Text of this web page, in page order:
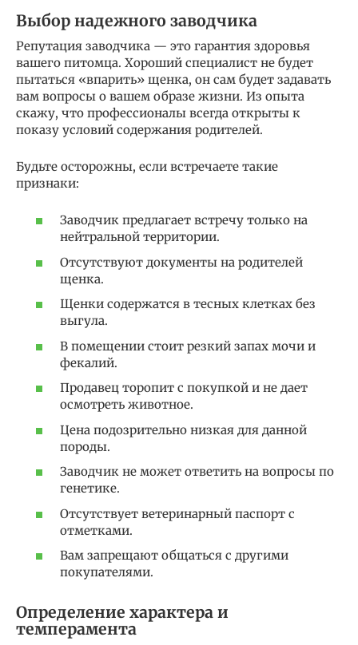
Выбор надежного заводчика
Репутация заводчика — это гарантия здоровья
вашего питомца. Хороший специалист не будет
пытаться «впарить» щенка, он сам будет задавать
вам вопросы о вашем образе жизни. Из опыта
скажу, что профессионалы всегда открыты к
показу условий содержания родителей.
Будьте осторожны, если встречаете такие
признаки:
Заводчик предлагает встречу только на
нейтральной территории.
Отсутствуют документы на родителей
щенка.
Щенки содержатся в тесных клетках без
выгула.
В помещении стоит резкий запах мочи и
фекалий.
Продавец торопит с покупкой и не дает
осмотреть животное.
Цена подозрительно низкая для данной
породы.
Заводчик не может ответить на вопросы по
генетике.
Отсутствует ветеринарный паспорт с
отметками.
Вам запрещают общаться с другими
покупателями.
Определение характера и
темперамента